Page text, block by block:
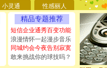
小灵通 性感丽人
精品专题推荐
短信企业通秀百变功能
浪漫情怀一起漫步音乐
同城约会今夜告别寂寞
敢来挑战你的球技吗？
要平安
[圣诞节]
能正大光
都要快乐
[圣诞节]
如意,快
[元旦]看
断电。爱